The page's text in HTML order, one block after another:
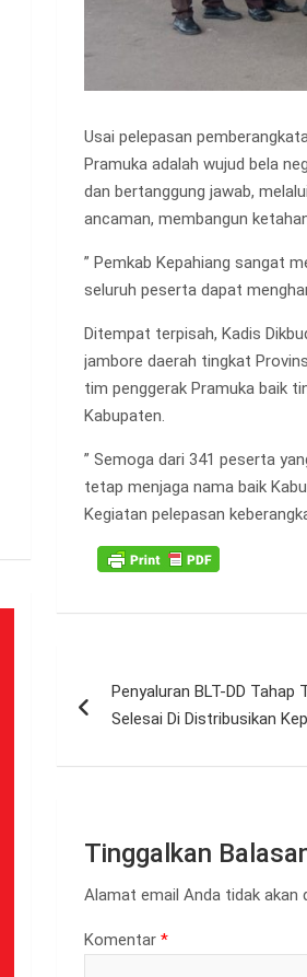
Usai pelepasan
Pramuka adalah wujud bela
dan bertanggung jawab,
ancaman, membangun
” Pemkab Kepahiang sangat
seluruh peserta dapat
Ditempat terpisah, Kadis
jambore daerah tingkat
tim penggerak Pramuka baik
Kabupaten.
” Semoga dari 341 peserta
tetap menjaga nama baik
Kegiatan pelepasan
posPenyaluran BLT-DD Tahap
Selesai Di Distribusikan
Tinggalkan
Alamat email Anda tidak akan
Komentar *